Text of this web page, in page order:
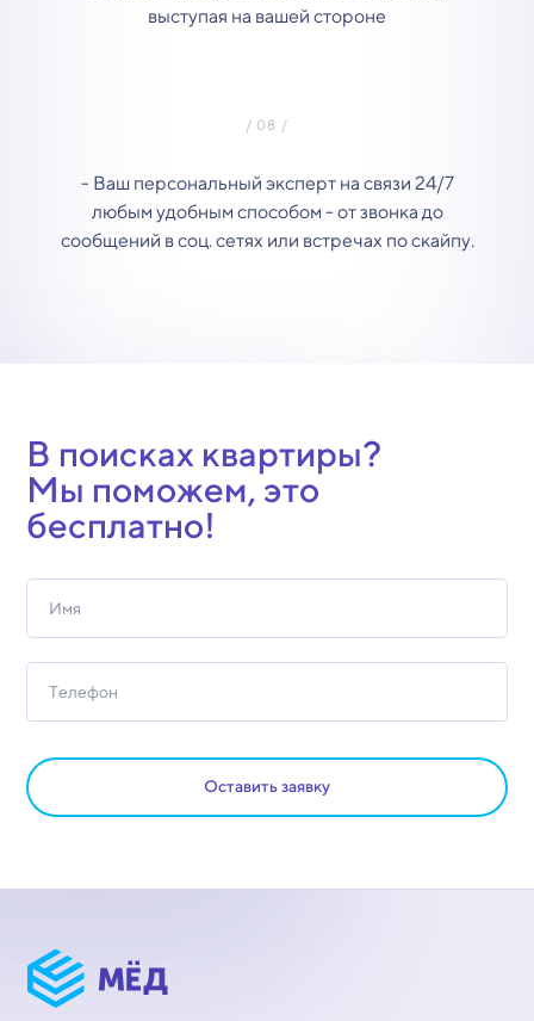
выступая на вашей стороне
- Ваш персональный эксперт на связи 24/7
любым удобным способом - от звонка до
сообщений в соц. сетях или встречах по скайпу.
В поисках квартиры?
Мы поможем, это
бесплатно!
Оставить заявку